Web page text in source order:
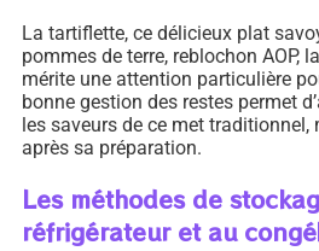
La tartiflette, ce délicieux plat
pommes de terre, reblochon AOP,
mérite une attention particulière
bonne gestion des restes permet
les saveurs de ce met
après sa préparation.
Les méthodes de
réfrigérateur et au